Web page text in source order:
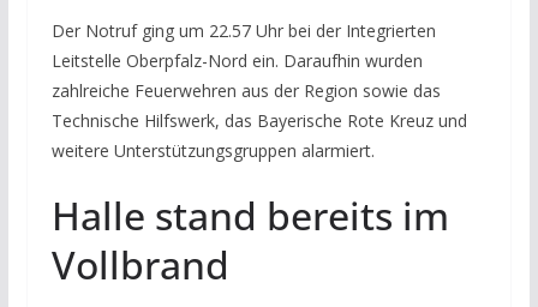
Der Notruf ging um 22.57 Uhr bei der Integrierten
Leitstelle Oberpfalz-Nord ein. Daraufhin wurden
zahlreiche Feuerwehren aus der Region sowie das
Technische Hilfswerk, das Bayerische Rote Kreuz und
weitere Unterstützungsgruppen alarmiert.
Halle stand bereits im
Vollbrand